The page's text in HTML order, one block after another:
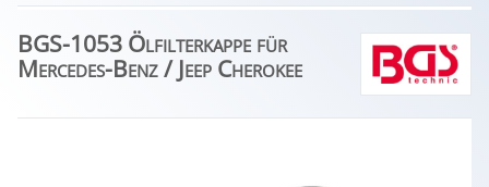
BGS-1053 Ölfilterkappe für
Mercedes-Benz / Jeep Cherokee